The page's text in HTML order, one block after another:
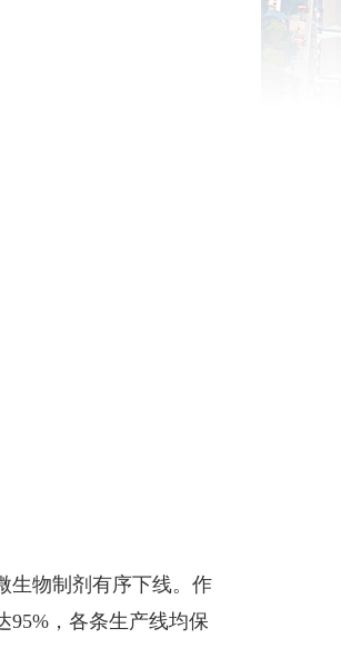
生物制剂有序下线。作
95%，各条生产线均保